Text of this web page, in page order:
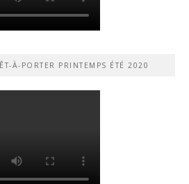
À-PORTER PRINTEMPS ÉTÉ 2020